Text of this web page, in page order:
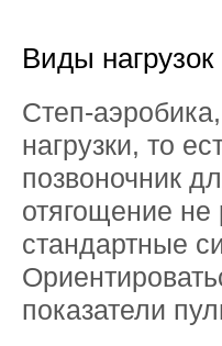
Виды нагрузок
Степ-
нагрузки, то
позвоночник
отягощение не
стандартные
показатели